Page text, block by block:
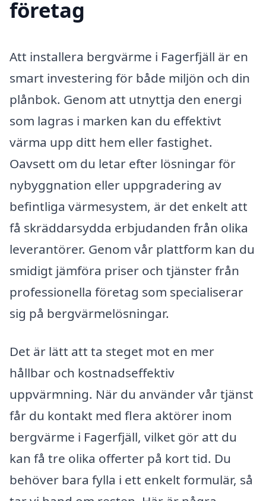
företag
Att installera bergvärme i Fagerfjäll är en
smart investering för både miljön och din
plånbok. Genom att utnyttja den energi
som lagras i marken kan du effektivt
värma upp ditt hem eller fastighet.
Oavsett om du letar efter lösningar för
nybyggnation eller uppgradering av
befintliga värmesystem, är det enkelt att
få skräddarsydda erbjudanden från olika
leverantörer. Genom vår plattform kan du
smidigt jämföra priser och tjänster från
professionella företag som specialiserar
sig på bergvärmelösningar.
Det är lätt att ta steget mot en mer
hållbar och kostnadseffektiv
uppvärmning. När du använder vår tjänst
får du kontakt med flera aktörer inom
bergvärme i Fagerfjäll, vilket gör att du
kan få tre olika offerter på kort tid. Du
behöver bara fylla i ett enkelt formulär, så